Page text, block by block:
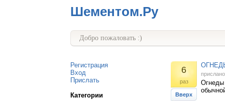
Шементом.Ру
Добро пожаловать :)
Регистрация
Вход
Прислать
Категории
6
раз
Вверх
Огнеды